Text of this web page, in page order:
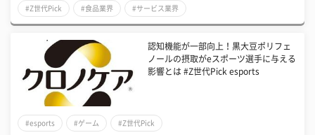
#Z世代Pick #食品業界 #サービス業界
認知機能が一部向上！黒大豆ポリフェ
ノールの摂取がeスポーツ選手に与える
影響とは #Z世代Pick esports
#esports #ゲーム #Z世代Pick